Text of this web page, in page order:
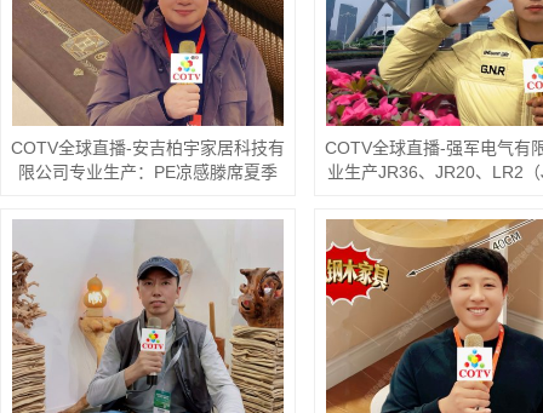
永康市东城亿锴电动工具配件厂专业
生产：各种砂轮罩、板手、中间盖、
压盖、防尘盖、底板、消声器以及各
型号铁、塑料消声器等产品，欢迎大 COTV全球直播-永康市奇拓
公司专业生产角磨压板；
新7寸电圆铸压板；反锁S
～180法兰；200型、切割
机、快换离心、粉末角磨
品，欢迎大家光临！